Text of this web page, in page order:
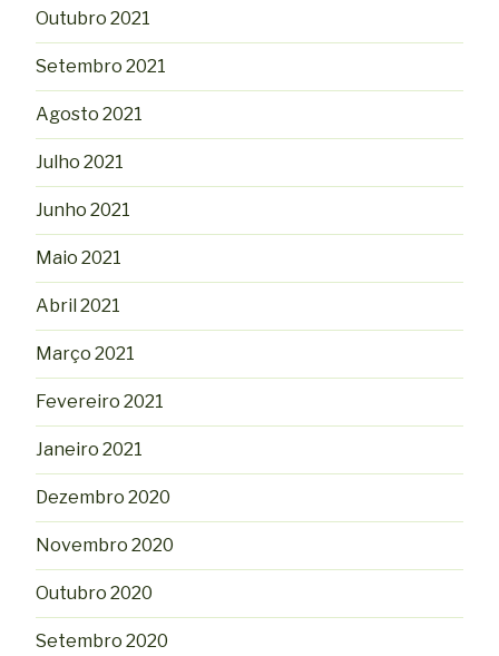
Outubro 2021
Setembro 2021
Agosto 2021
Julho 2021
Junho 2021
Maio 2021
Abril 2021
Março 2021
Fevereiro 2021
Janeiro 2021
Dezembro 2020
Novembro 2020
Outubro 2020
Setembro 2020